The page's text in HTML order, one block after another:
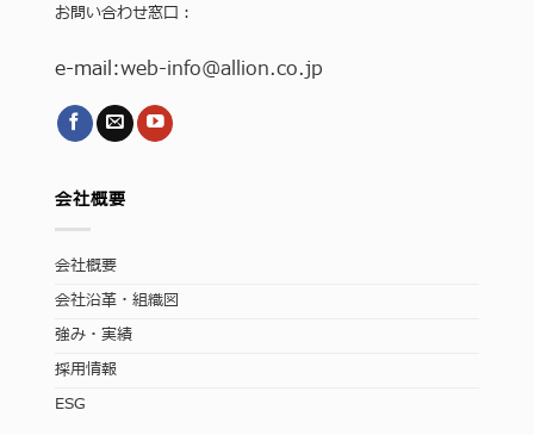
お問い合わせ窓口：
e-mail:web-info@allion.co.jp
会社概要
会社概要
会社沿革・組織図
強み・実績
採用情報
ESG